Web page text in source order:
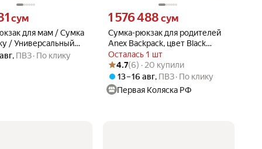
для мам / Сумка
/ Универсальный
мамы с термо-
сум вместо
сум
, ПВЗ По клику
Сумка-рюкзак для родителей
Anex Backpack, цвет Black
(Чёрный), артикул
производителя AC/BP-01
Осталась 1 шт
Цена 1576488 сум вместо
1 576 488 сум
Рейтинг товара: 4.7 из 5
Оценок: (6) · 20 купили
4.7(6) · 20 купили
13 – 16 авг, ПВЗ По клику
Первая Коляска РФ